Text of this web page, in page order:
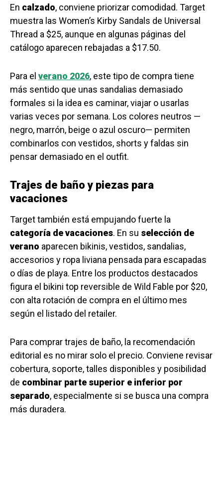
En calzado, conviene priorizar comodidad. Target
muestra las Women’s Kirby Sandals de Universal
Thread a $25, aunque en algunas páginas del
catálogo aparecen rebajadas a $17.50.
Para el verano 2026, este tipo de compra tiene
más sentido que unas sandalias demasiado
formales si la idea es caminar, viajar o usarlas
varias veces por semana. Los colores neutros —
negro, marrón, beige o azul oscuro— permiten
combinarlos con vestidos, shorts y faldas sin
pensar demasiado en el outfit.
Trajes de baño y piezas para
vacaciones
Target también está empujando fuerte la
categoría de vacaciones. En su selección de
verano aparecen bikinis, vestidos, sandalias,
accesorios y ropa liviana pensada para escapadas
o días de playa. Entre los productos destacados
figura el bikini top reversible de Wild Fable por $20,
con alta rotación de compra en el último mes
según el listado del retailer.
Para comprar trajes de baño, la recomendación
editorial es no mirar solo el precio. Conviene revisar
cobertura, soporte, talles disponibles y posibilidad
de combinar parte superior e inferior por
separado, especialmente si se busca una compra
más duradera.